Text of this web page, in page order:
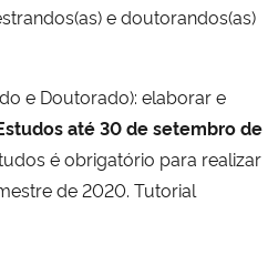
e doutorandos(as)
e Doutorado): elaborar e
até 30 de setembro de
é obrigatório para realizar
de 2020. Tutorial